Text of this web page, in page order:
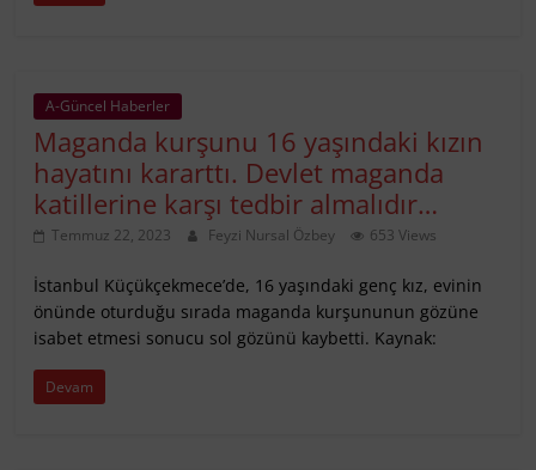
A-Güncel Haberler
Maganda kurşunu 16 yaşındaki kızın
hayatını kararttı. Devlet maganda
katillerine karşı tedbir almalıdır…
Temmuz 22, 2023 Feyzi Nursal Özbey 653 Views
İstanbul Küçükçekmece’de, 16 yaşındaki genç kız, evinin
önünde oturduğu sırada maganda kurşununun gözüne
isabet etmesi sonucu sol gözünü kaybetti. Kaynak:
Devam